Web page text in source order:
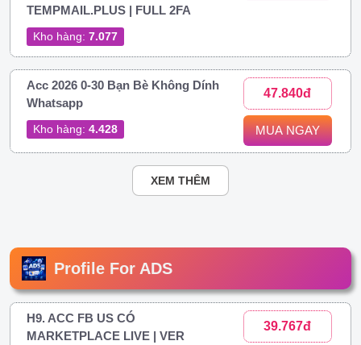
TEMPMAIL.PLUS | FULL 2FA
Kho hàng: 7.077
Acc 2026 0-30 Bạn Bè Không Dính
Whatsapp
Kho hàng: 4.428
47.840đ
MUA NGAY
XEM THÊM
Profile For ADS
H9. ACC FB US CÓ
MARKETPLACE LIVE | VER
39.767đ